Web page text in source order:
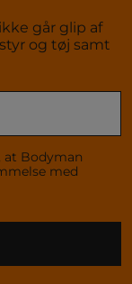
går glip af
og tøj samt
at Bodyman
med